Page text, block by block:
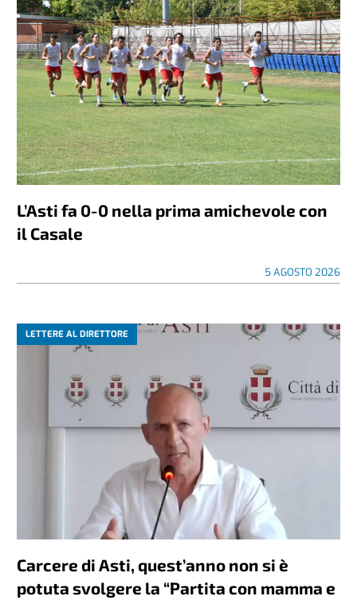
L’Asti fa 0-0 nella prima amichevole con
il Casale
5 AGOSTO 2026
LETTERE AL DIRETTORE
Carcere di Asti, quest’anno non si è
potuta svolgere la “Partita con mamma e